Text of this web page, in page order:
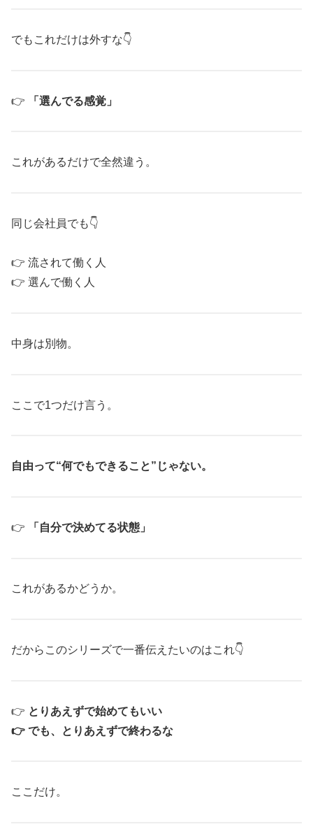
でもこれだけは外すな👇
👉 「選んでる感覚」
これがあるだけで全然違う。
同じ会社員でも👇
👉 流されて働く人
👉 選んで働く人
中身は別物。
ここで1つだけ言う。
自由って“何でもできること”じゃない。
👉 「自分で決めてる状態」
これがあるかどうか。
だからこのシリーズで一番伝えたいのはこれ👇
👉 とりあえずで始めてもいい
👉 でも、とりあえずで終わるな
ここだけ。